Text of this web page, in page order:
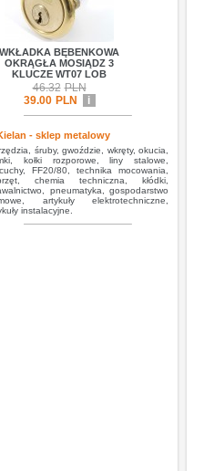
WKŁADKA BĘBENKOWA
OKRĄGŁA MOSIĄDZ 3
KLUCZE WT07 LOB
46.32 PLN
39.00 PLN i
- sklep metalowy
śruby, gwoździe, wkręty, okucia,
kołki rozporowe, liny stalowe,
FF20/80, technika mocowania,
chemia techniczna, kłódki,
pneumatyka, gospodarstwo
artykuły elektrotechniczne,
instalacyjne.